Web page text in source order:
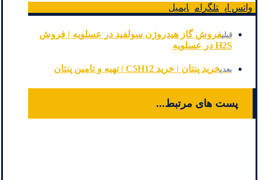
واتس اپ تلگرام ایمیل
قبلیفروش گاز هیدروژن سولفید در عسلویه | فروش
H2S در عسلویه
بعدیخرید پنتان | خرید C5H12 | تهیه و تامین پنتان
پست های مرتبط...